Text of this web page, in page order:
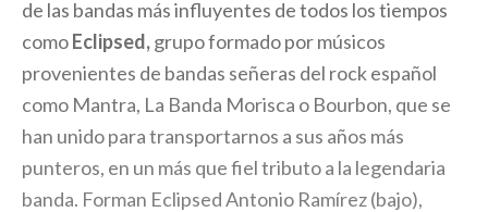
de las bandas más influyentes de todos los tiempos
comoEclipsed,grupo formado por músicos
provenientes de bandas señeras del rock español
como Mantra, La Banda Morisca o Bourbon, que se
han unido para transportarnos a sus años más
punteros, en un más que fiel tributo a la legendaria
banda. Forman Eclipsed Antonio Ramírez (bajo),